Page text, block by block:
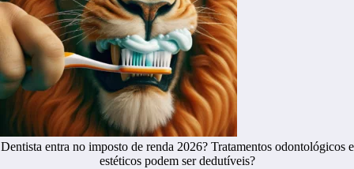
Dentista entra no imposto de renda 2026? Tratamentos odontológicos e
estéticos podem ser dedutíveis?